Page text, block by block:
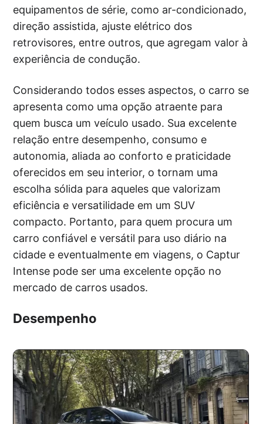
equipamentos de série, como ar-condicionado,
direção assistida, ajuste elétrico dos
retrovisores, entre outros, que agregam valor à
experiência de condução.
Considerando todos esses aspectos, o carro se
apresenta como uma opção atraente para
quem busca um veículo usado. Sua excelente
relação entre desempenho, consumo e
autonomia, aliada ao conforto e praticidade
oferecidos em seu interior, o tornam uma
escolha sólida para aqueles que valorizam
eficiência e versatilidade em um SUV
compacto. Portanto, para quem procura um
carro confiável e versátil para uso diário na
cidade e eventualmente em viagens, o Captur
Intense pode ser uma excelente opção no
mercado de carros usados.
Desempenho